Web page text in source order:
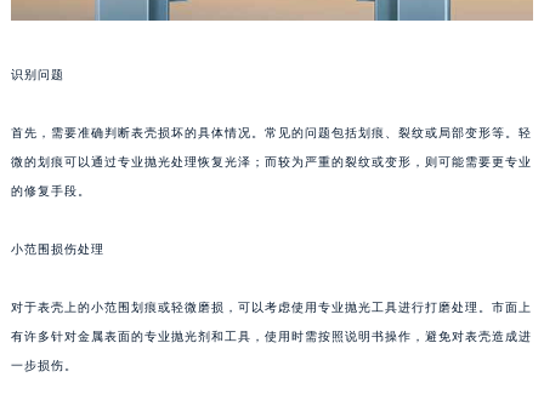
识别问题
首先，需要准确判断表壳损坏的具体情况。常见的问题包括划痕、裂纹或局部变形等。轻
微的划痕可以通过专业抛光处理恢复光泽；而较为严重的裂纹或变形，则可能需要更专业
的修复手段。
小范围损伤处理
对于表壳上的小范围划痕或轻微磨损，可以考虑使用专业抛光工具进行打磨处理。市面上
有许多针对金属表面的专业抛光剂和工具，使用时需按照说明书操作，避免对表壳造成进
一步损伤。